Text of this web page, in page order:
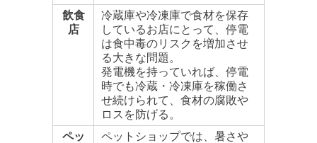
飲食
店
冷蔵庫や冷凍庫で食材を保存
しているお店にとって、停電
は食中毒のリスクを増加させ
る大きな問題。
発電機を持っていれば、停電
時でも冷蔵・冷凍庫を稼働さ
せ続けられて、食材の腐敗や
ロスを防げる。
ペッ
ペットショップでは、暑さや